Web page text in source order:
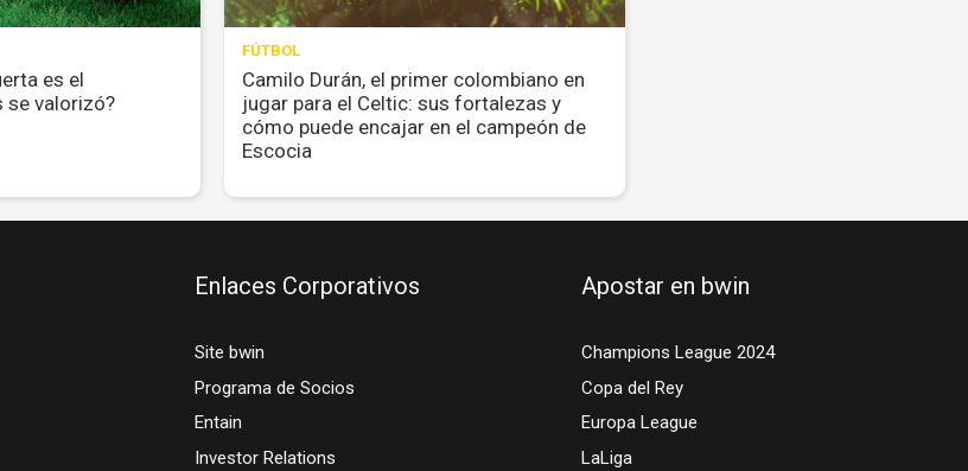
es el
se valorizó?
FÚTBOL
Camilo Durán, el primer colombiano en
jugar para el Celtic: sus fortalezas y
cómo puede encajar en el campeón de
Escocia
Enlaces Corporativos
Site bwin
Programa de Socios
Entain
Investor Relations
Apostar en bwin
Champions League 2024
Copa del Rey
Europa League
LaLiga